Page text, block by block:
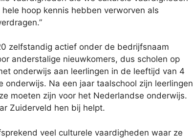
hoop kennis hebben verworven als
zelfstandig actief onder de bedrijfsnaam
anderstalige nieuwkomers, dus scholen op
onderwijs aan leerlingen in de leeftijd van 4
onderwijs. Na een jaar taalschool zijn leerlingen
moeten zijn voor het Nederlandse onderwijs.
Zuiderveld hen bij helpt.
veel culturele vaardigheden waar ze